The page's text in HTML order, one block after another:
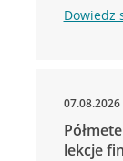
Dowiedz
07.08.2026
lekcje